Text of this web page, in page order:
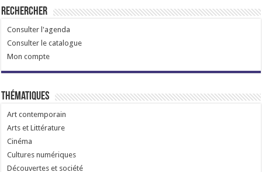
Rechercher
Consulter l'agenda
Consulter le catalogue
Mon compte
Thématiques
Art contemporain
Arts et Littérature
Cinéma
Cultures numériques
Découvertes et société